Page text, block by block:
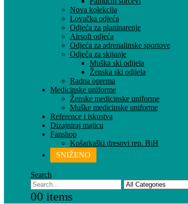
Nova kolekcija
Lovačka odjeća
Odjeća za planinarenje
Airsoft odjeća
Odjeća za adrenalinske sportove
Odjeća za skijanje
Muška ski odijela
Ženska ski odijela
Radna oprema
Medicinske uniforme
Ženske medicinske uniforme
Muške medicinske uniforme
Reference i iskustva
Dizajniraj majicu
Fanshop
Košarkaški dresovi rep. BiH
SNIŽENO
Search
00 items